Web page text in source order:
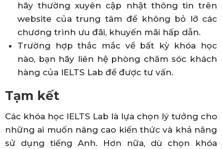
hãy thường xuyên cập nhật thông tin trên
website của trung tâm để không bỏ lỡ các
chương trình ưu đãi, khuyến mãi hấp dẫn.
Trường hợp thắc mắc về bất kỳ khóa học
nào, bạn hãy liên hệ phòng chăm sóc khách
hàng của IELTS Lab để được tư vấn.
Tạm kết
Các khóa học IELTS Lab là lựa chọn lý tưởng cho
những ai muốn nâng cao kiến thức và khả năng
sử dụng tiếng Anh. Hơn nữa, dù chọn khóa